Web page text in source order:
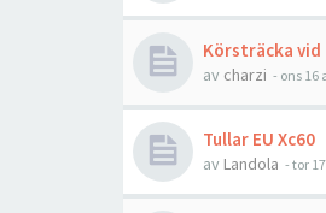
Körsträcka
av charzi - ons 16
Tullar EU Xc60
av Landola - tor